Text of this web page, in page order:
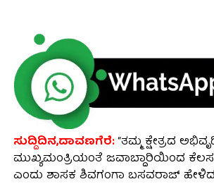
ಸುದ್ದಿದಿನ,ದಾವಣಗೆರೆ:“ತಮ್ಮ ಕ್ಷೇತ್ರದ
ಮುಖ್ಯಮಂತ್ರಿಯಂತೆ ಜವಾಬ್ದಾರಿಯಿಂದ ಕೆಲಸ
ಎಂದು ಶಾಸಕ ಶಿವಗಂಗಾ ಬಸವರಾಜ್